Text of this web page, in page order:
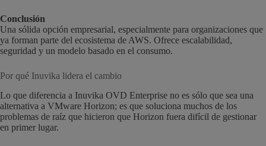
Conclusión
Una sólida opción empresarial, especialmente para organizaciones que
ya forman parte del ecosistema de AWS. Ofrece escalabilidad,
seguridad y un modelo basado en el consumo.
Por qué Inuvika lidera el cambio
Lo que diferencia a Inuvika OVD Enterprise no es sólo que sea una
alternativa a VMware Horizon; es que soluciona muchos de los
problemas de raíz que hicieron que Horizon fuera difícil de gestionar
en primer lugar.